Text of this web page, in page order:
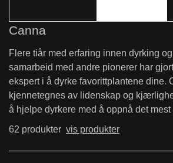
Canna
Flere tiår med erfaring innen dyrking
samarbeid med andre pionerer har
eksperti å dyrke favorittplantene dine.
kjennetegnes av lidenskap og
å hjelpe dyrkere med å oppnå det
62 produkter vis produkter